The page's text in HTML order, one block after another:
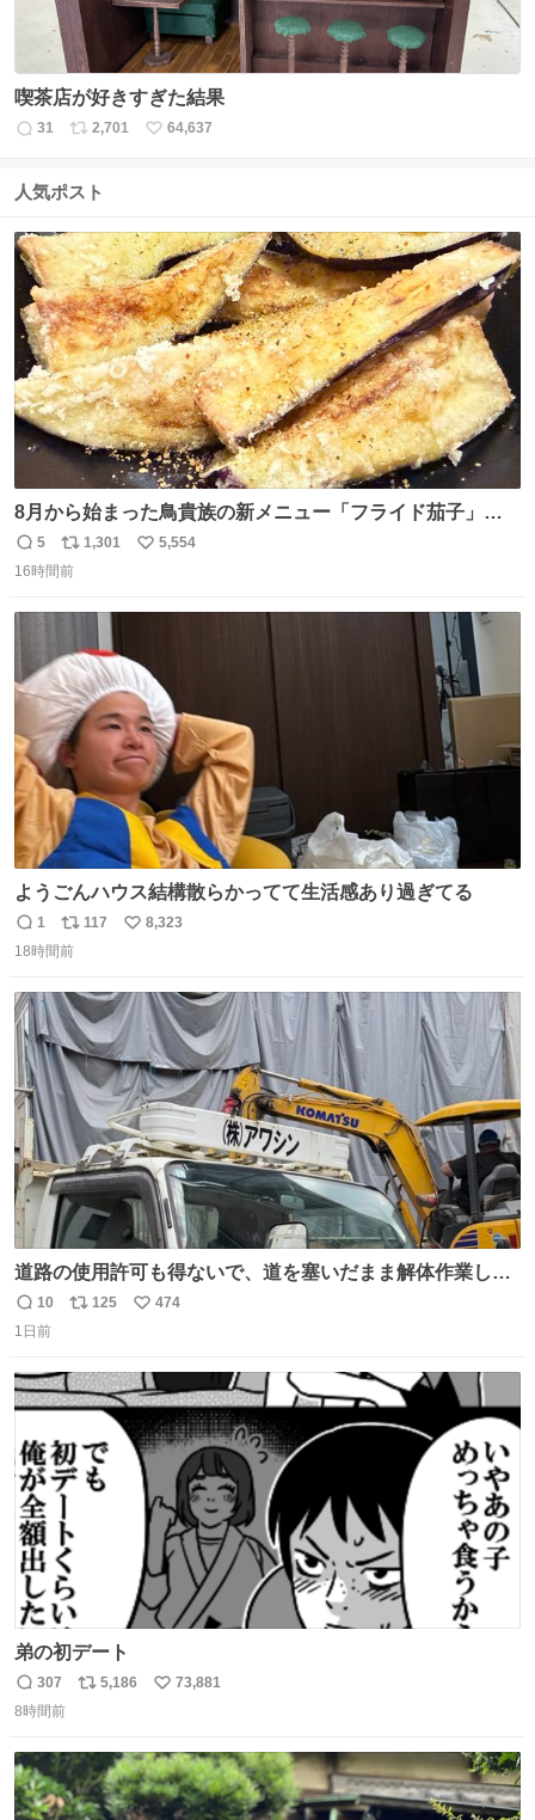
喫茶店が好きすぎた結果
返
数
31
リ
ス
数
2,701
い
64,637
人気ポスト
8月から始まった鳥貴族の新メニュー「フライド茄子」が
うますぎでした 信じて……
返
信
5
リ
ポ
数
1,301
い
5,554
16時間前
ようごんハウス結構散らかってて生活感あり過ぎてる
返
信
1
リ
ポ
ト
数
117
い
数
8,323
18時間前
道路の使用許可も得ないで、道を塞いだまま解体作業して
る。 写真を撮ろうとしたら「勝手に写真撮るな馬鹿野郎」
と罵倒されるなど。
返
信
10
リ
ト
数
125
い
数
474
1日前
弟の初デート
返
信
307
リ
ト
数
5,186
い
数
73,881
8時間前